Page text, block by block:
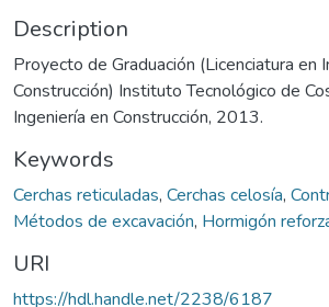
Description
Proyecto de Graduación (Licenciatura en
Construcción) Instituto Tecnológico de
Ingeniería en Construcción, 2013.
Keywords
Cerchas reticuladas, Cerchas celosía,
Métodos de excavación, Hormigón
URI
https://hdl.handle.net/2238/6187